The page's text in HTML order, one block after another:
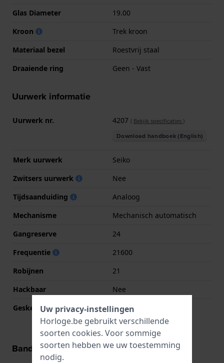
Glas Diameter
19.00
Kroon
Trek kroon
Materiaal bezel
Roestvrij staal
Draaiende ring
Geen - Vast
Uurwerk informatie
Uurwerk nr. 4207 ( Bekijk specificaties )
Download handboek (English)
Merk uurwerk
Seiko
Zwitsers uurwerk
Nee
Tijdsaanduiding
Analoog
Mechanisme
Mechanisch automatisch
Gangreserve
24
Frequentie
21600
Robijnen
21
Hackbaar
Nee
Geskeletonneerd
Nee
Band informatie
Uw privacy-instellingen
Horloge.be gebruikt verschillende
soorten cookies. Voor sommige
soorten hebben we uw toestemming
nodig.